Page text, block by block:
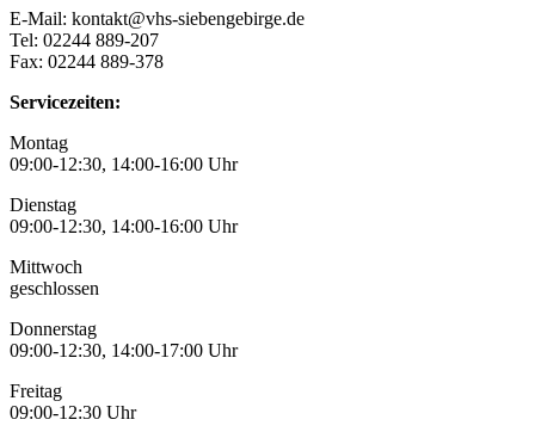
E-Mail: kontakt@vhs-siebengebirge.de
Tel: 02244 889-207
Fax: 02244 889-378
Servicezeiten:
Montag
09:00-12:30, 14:00-16:00 Uhr
Dienstag
09:00-12:30, 14:00-16:00 Uhr
Mittwoch
geschlossen
Donnerstag
09:00-12:30, 14:00-17:00 Uhr
Freitag
09:00-12:30 Uhr